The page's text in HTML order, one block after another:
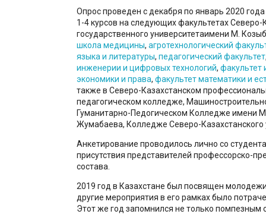
Опрос проведен с декабря по январь 2020
1-4 курсов на следующих факультетах Северо-
государственного университетаимени М.
школа медицины, агротехнологический
языка и литературы, педагогический факультет
инженерии и цифровых технологий, факультет
экономики и права, факультет математики и
также в Северо-Казахстанском
педагогическом колледже,
Гуманитарно-Педогическом Колледже имени
Жумабаева, Колледже Северо-Казахстанского
Анкетирование проводилось лично со
присутствия представителей профессорско-
состава.
2019 год в Казахстане был посвящен
другие мероприятия в его рамках было
Этот же год запомнился не только помпезным